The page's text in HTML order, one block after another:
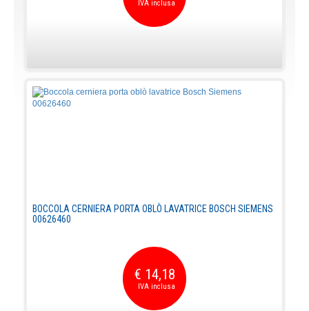
BOCCOLA CERNIERA PORTA OBLÒ LAVATRICE BOSCH SIEMENS
00626460
€ 14,18